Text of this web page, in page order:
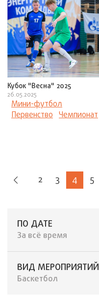
ПО ДАТЕ
За всё время
ВИД МЕРОПРИЯТИЙ
Баскетбол
Кубок "Весна" 2025
26.05.2025
Мини-футбол
Первенство Чемпионат
2 3 4 5